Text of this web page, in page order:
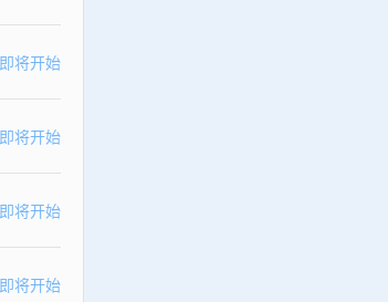
即将开始
即将开始
即将开始
即将开始